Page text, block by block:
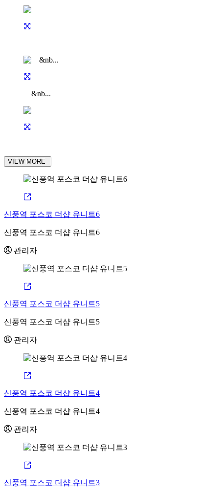
&nb...
VIEW MORE
신풍역 포스코 더샵 유니트6
신풍역 포스코 더샵 유니트6
관리자
신풍역 포스코 더샵 유니트5
신풍역 포스코 더샵 유니트5
관리자
신풍역 포스코 더샵 유니트4
신풍역 포스코 더샵 유니트4
관리자
신풍역 포스코 더샵 유니트3